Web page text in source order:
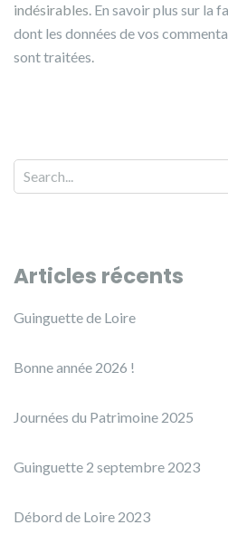
indésirables. En savoir plus sur la
dont les données de vos
sont traitées.
Articles récents
Guinguette de Loire
Bonne année 2026 !
Journées du Patrimoine 2025
Guinguette 2 septembre 2023
Débord de Loire 2023